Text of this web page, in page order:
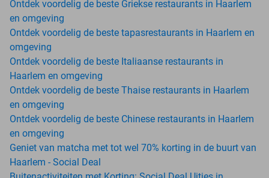
Ontdek voordelig de beste Griekse restaurants in Haarlem
en omgeving
Ontdek voordelig de beste tapasrestaurants in Haarlem en
omgeving
Ontdek voordelig de beste Italiaanse restaurants in
Haarlem en omgeving
Ontdek voordelig de beste Thaise restaurants in Haarlem
en omgeving
Ontdek voordelig de beste Chinese restaurants in Haarlem
en omgeving
Geniet van matcha met tot wel 70% korting in de buurt van
Haarlem - Social Deal